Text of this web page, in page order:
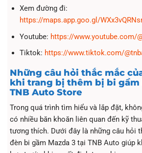
Xem đường đi:
https://maps.app.goo.gl/
Youtube: https://www.youtube.com/
Tiktok: https://www.tiktok.com/
Những câu hỏi thắc mắc
khi trang bị thêm bị bi gầm
TNB Auto Store
Trong quá trình tìm hiểu và lắp đặt,
có nhiều băn khoăn liên quan đến kỹ
tương thích. Dưới đây là những câu hỏi
đèn bi gầm Mazda 3 tại TNB Auto giúp